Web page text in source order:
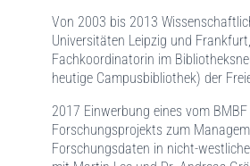
Von 2003 bis 2013
Universitäten Leipzig und
Fachkoordinatorin im
heutige Campusbibliothek) der
2017 Einwerbung eines vom
Forschungsprojekts zum
Forschungsdaten in nicht-